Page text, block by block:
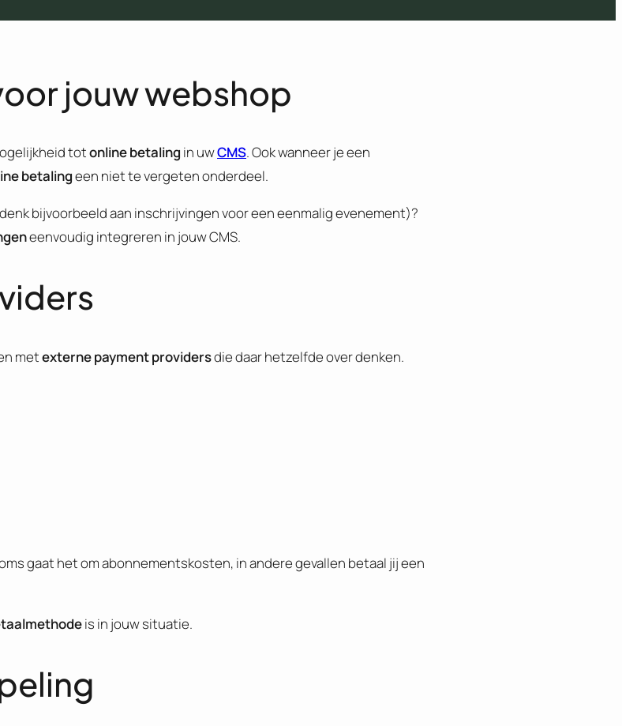
jouw webshop
totonline betaling in uwCMS. Ook wanneer je een
betalingeen niet te vergeten onderdeel.
bijvoorbeeld aan inschrijvingen voor een eenmalig evenement)?
eenvoudig integreren in jouw CMS.
metexterne payment providersdie daar hetzelfde over denken.
gaat het om abonnementskosten, in andere gevallen betaal jij een
is in jouw situatie.